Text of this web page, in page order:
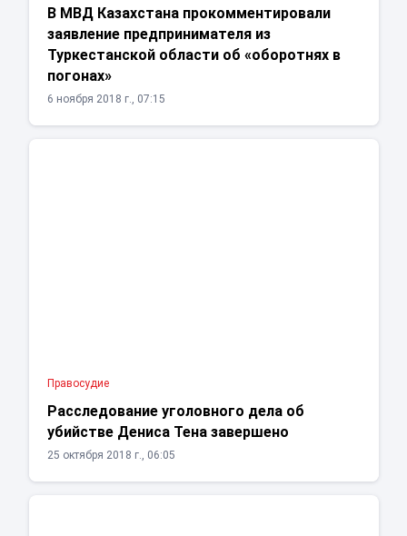
В МВД Казахстана прокомментировали
заявление предпринимателя из
Туркестанской области об «оборотнях в
погонах»
6 ноября 2018 г., 07:15
Правосудие
Расследование уголовного дела об
убийстве Дениса Тена завершено
25 октября 2018 г., 06:05